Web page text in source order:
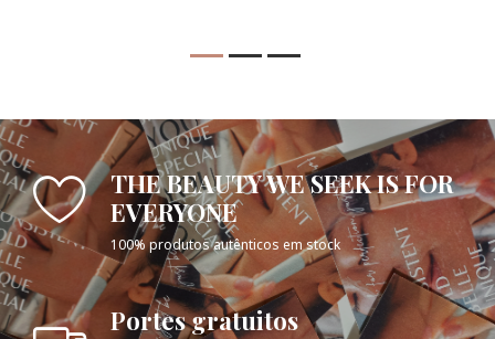
THE BEAUTY WE SEEK IS FOR
EVERYONE
100% produtos autênticos em stock
Portes gratuitos